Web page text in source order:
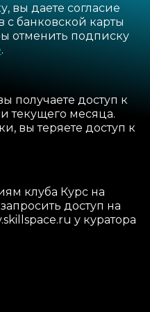
вы даете согласие
с банковской карты
отменить подписку
.
получаете доступ к
текущего месяца.
вы теряете доступ к
клуба Курс на
доступ на
у куратора